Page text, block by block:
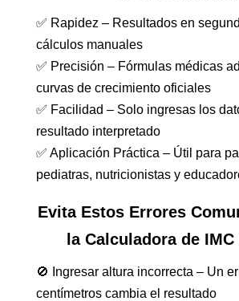
✅ Rapidez – Resultados en
cálculos manuales
✅ Precisión – Fórmulas médicas
curvas de crecimiento oficiales
✅ Facilidad – Solo ingresas los
resultado interpretado
✅ Aplicación Práctica – Útil para
pediatras, nutricionistas y
Evita Estos Errores
la Calculadora de IMC
🚫 Ingresar altura incorrecta – Un
centímetros cambia el resultado